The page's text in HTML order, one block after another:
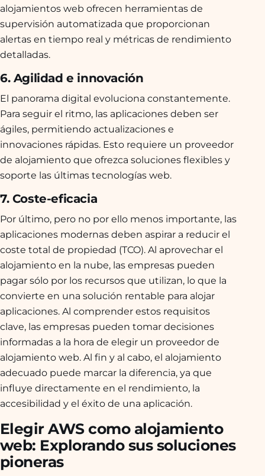
alojamientos web ofrecen herramientas de
supervisión automatizada que proporcionan
alertas en tiempo real y métricas de rendimiento
detalladas.
6. Agilidad e innovación
El panorama digital evoluciona constantemente.
Para seguir el ritmo, las aplicaciones deben ser
ágiles, permitiendo actualizaciones e
innovaciones rápidas. Esto requiere un proveedor
de alojamiento que ofrezca soluciones flexibles y
soporte las últimas tecnologías web.
7. Coste-eficacia
Por último, pero no por ello menos importante, las
aplicaciones modernas deben aspirar a reducir el
coste total de propiedad (TCO). Al aprovechar el
alojamiento en la nube, las empresas pueden
pagar sólo por los recursos que utilizan, lo que la
convierte en una solución rentable para alojar
aplicaciones. Al comprender estos requisitos
clave, las empresas pueden tomar decisiones
informadas a la hora de elegir un proveedor de
alojamiento web. Al fin y al cabo, el alojamiento
adecuado puede marcar la diferencia, ya que
influye directamente en el rendimiento, la
accesibilidad y el éxito de una aplicación.
Elegir AWS como alojamiento
web: Explorando sus soluciones
pioneras